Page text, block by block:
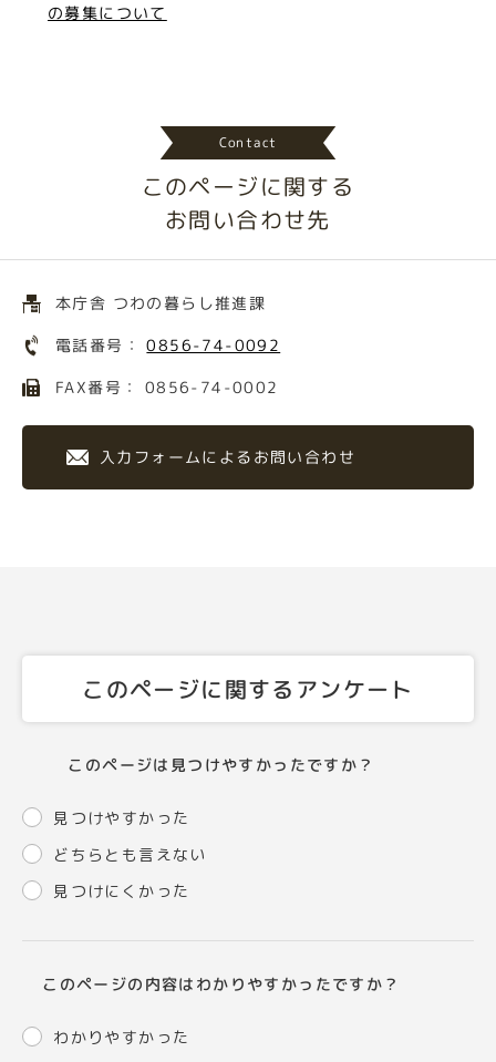
の募集について
Contact
このページに関する
お問い合わせ先
本庁舎 つわの暮らし推進課
電話番号：0856-74-0092
FAX番号： 0856-74-0002
入力フォームによるお問い合わせ
このページに関するアンケート
このページは見つけやすかったですか？
見つけやすかった
どちらとも言えない
見つけにくかった
このページの内容はわかりやすかったですか？
わかりやすかった